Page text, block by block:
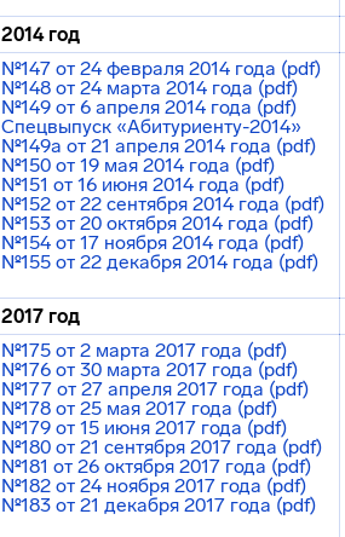
2014 год
№147 от 24 февраля 2014 года (pdf)
№148 от 24 марта 2014 года (pdf)
№149 от 6 апреля 2014 года (pdf)
Спецвыпуск «Абитуриенту-2014»
№149a от 21 апреля 2014 года (pdf)
№150 от 19 мая 2014 года (pdf)
№151 от 16 июня 2014 года (pdf)
№152 от 22 сентября 2014 года (pdf)
№153 от 20 октября 2014 года (pdf)
№154 от 17 ноября 2014 года (pdf)
№155 от 22 декабря 2014 года (pdf)
2017 год
№175 от 2 марта 2017 года (pdf)
№176 от 30 марта 2017 года (pdf)
№177 от 27 апреля 2017 года (pdf)
№178 от 25 мая 2017 года (pdf)
№179 от 15 июня 2017 года (pdf)
№180 от 21 сентября 2017 года (pdf)
№181 от 26 октября 2017 года (pdf)
№182 от 24 ноября 2017 года (pdf)
№183 от 21 декабря 2017 года (pdf)